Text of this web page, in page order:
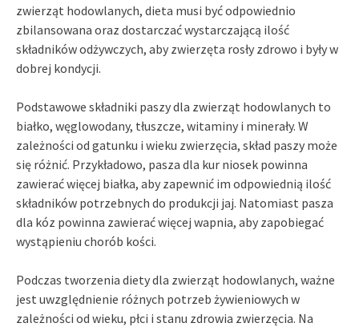
zwierząt hodowlanych, dieta musi być odpowiednio
zbilansowana oraz dostarczać wystarczającą ilość
składników odżywczych, aby zwierzęta rosły zdrowo i były w
dobrej kondycji.
Podstawowe składniki paszy dla zwierząt hodowlanych to
białko, węglowodany, tłuszcze, witaminy i minerały. W
zależności od gatunku i wieku zwierzęcia, skład paszy może
się różnić. Przykładowo, pasza dla kur niosek powinna
zawierać więcej białka, aby zapewnić im odpowiednią ilość
składników potrzebnych do produkcji jaj. Natomiast pasza
dla kóz powinna zawierać więcej wapnia, aby zapobiegać
wystąpieniu chorób kości.
Podczas tworzenia diety dla zwierząt hodowlanych, ważne
jest uwzględnienie różnych potrzeb żywieniowych w
zależności od wieku, płci i stanu zdrowia zwierzęcia. Na